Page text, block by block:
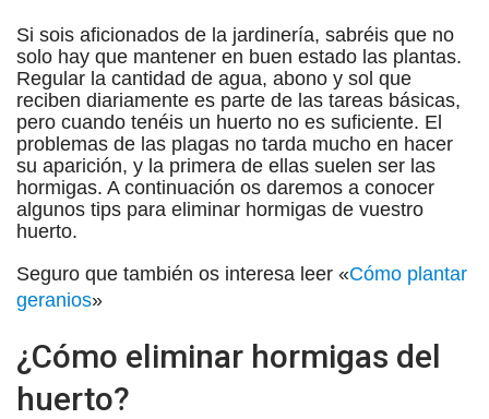
Si sois aficionados de la jardinería, sabréis que no
solo hay que mantener en buen estado las plantas.
Regular la cantidad de agua, abono y sol que
reciben diariamente es parte de las tareas básicas,
pero cuando tenéis un huerto no es suficiente. El
problemas de las plagas no tarda mucho en hacer
su aparición, y la primera de ellas suelen ser las
hormigas. A continuación os daremos a conocer
algunos tips para eliminar hormigas de vuestro
huerto.
Seguro que también os interesa leer «Cómo plantar
geranios»
¿Cómo eliminar hormigas del
huerto?